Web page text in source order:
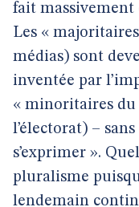
fait massivement
Les «
médias) sont
inventée par
« minoritaires du
l’électorat) –
s’exprimer ».
pluralisme
lendemain